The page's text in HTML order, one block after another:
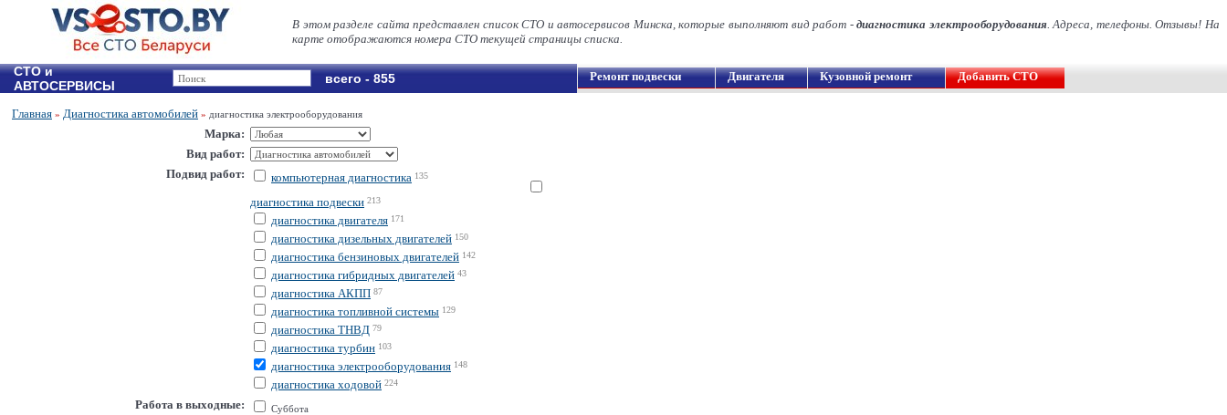
В этом разделе сайта представлен список СТО и автосервисов Минска, которые выполняют вид работ -диагностика электрооборудования. Адреса, телефоны. Отзывы! На
карте отображаются номера СТО текущей страницы списка.
СТО и
АВТОСЕРВИСЫ
всего - 855 Ремонт подвески Двигателя Кузовной ремонт Добавить СТО
Главная » Диагностика автомобилей » диагностика электрооборудования
Марка:
Вид работ:
Подвид работ:
компьютерная диагностика 135
диагностика подвески 213
диагностика двигателя 171
диагностика дизельных двигателей 150
диагностика бензиновых двигателей 142
диагностика гибридных двигателей 43
диагностика АКПП 87
диагностика топливной системы 129
диагностика ТНВД 79
диагностика турбин 103
диагностика электрооборудования 148
диагностика ходовой 224
Работа в выходные:
Суббота